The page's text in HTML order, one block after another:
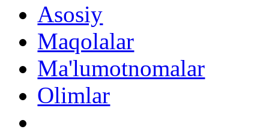
Asosiy
Maqolalar
Ma'lumotnomalar
Olimlar